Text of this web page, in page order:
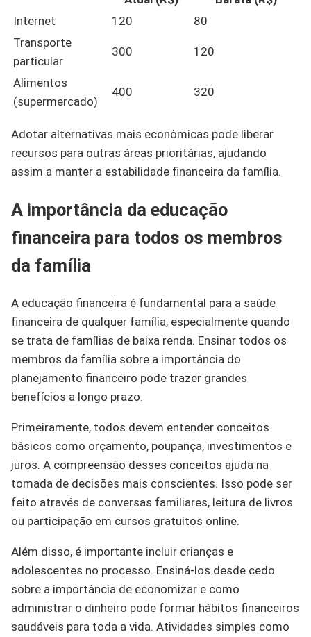
Internet
120
80
Transporte
particular
300 120
Alimentos
(supermercado)
400 320
Adotar alternativas mais econômicas pode liberar
recursos para outras áreas prioritárias, ajudando
assim a manter a estabilidade financeira da família.
A importância da educação
financeira para todos os membros
da família
A educação financeira é fundamental para a saúde
financeira de qualquer família, especialmente quando
se trata de famílias de baixa renda. Ensinar todos os
membros da família sobre a importância do
planejamento financeiro pode trazer grandes
benefícios a longo prazo.
Primeiramente, todos devem entender conceitos
básicos como orçamento, poupança, investimentos e
juros. A compreensão desses conceitos ajuda na
tomada de decisões mais conscientes. Isso pode ser
feito através de conversas familiares, leitura de livros
ou participação em cursos gratuitos online.
Além disso, é importante incluir crianças e
adolescentes no processo. Ensiná-los desde cedo
sobre a importância de economizar e como
administrar o dinheiro pode formar hábitos financeiros
saudáveis para toda a vida. Atividades simples como